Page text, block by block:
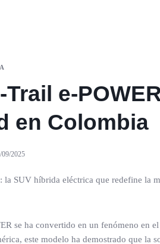
Trail e-
en Colombia
09/2025
la SUV híbrida eléctrica que redefine la
se ha convertido en un fenómeno en
este modelo ha demostrado que